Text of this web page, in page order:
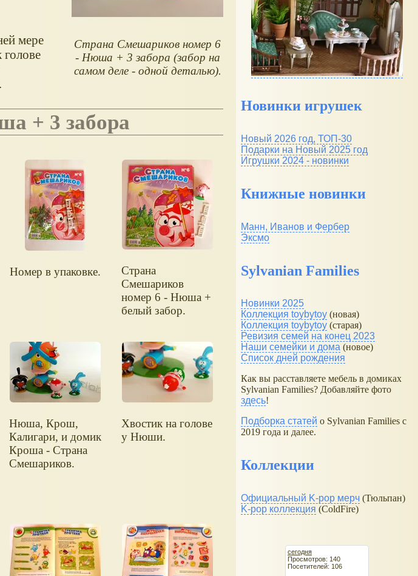
Страна Смешариков номер 6
- Нюша + 3 забора (забор на
самом деле - одной деталью).
мере
голове
+ 3 забора
Номер в упаковке.
Страна
Смешариков
номер 6 - Нюша +
белый забор.
Нюша, Крош,
Калигари, и домик
Кроша - Страна
Смешариков.
Хвостик на голове
у Нюши.
Новинки игрушек
Новый 2026 год, ТОП-30
Подарки на Новый 2025 год
Игрушки 2024 - новинки
Книжные новинки
Манн, Иванов и Фербер
Эксмо
Sylvanian Families
Новинки 2025
Коллекция toybytoy (новая)
Коллекция toybytoy (старая)
Ревизия семей на конец 2023
Наши семейки и дома (новое)
Список дней рождения
Как вы расставляете мебель в домиках
Sylvanian Families? Добавляйте фото
здесь!
Подборка статей о Sylvanian Families с
2019 года и далее.
Коллекции
Официальный K-pop мерч (Тюльпан)
K-pop коллекция (ColdFire)
сегодня
Просмотров: 140
Посетителей: 106